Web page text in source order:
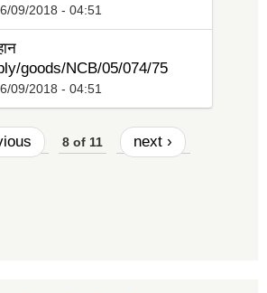
09/2018 - 04:51
goods/NCB/05/074/75
09/2018 - 04:51
8 of 11 next ›